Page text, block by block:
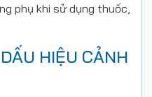
phụ khi sử dụng thuốc,
HIỆU CẢNH